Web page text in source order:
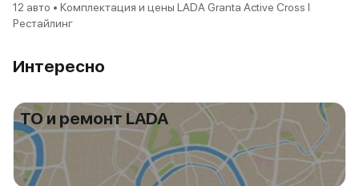
12 авто • Комплектация и цены LADA Granta Active Cross I
Рестайлинг
Интересно
ТО и ремонт LADA